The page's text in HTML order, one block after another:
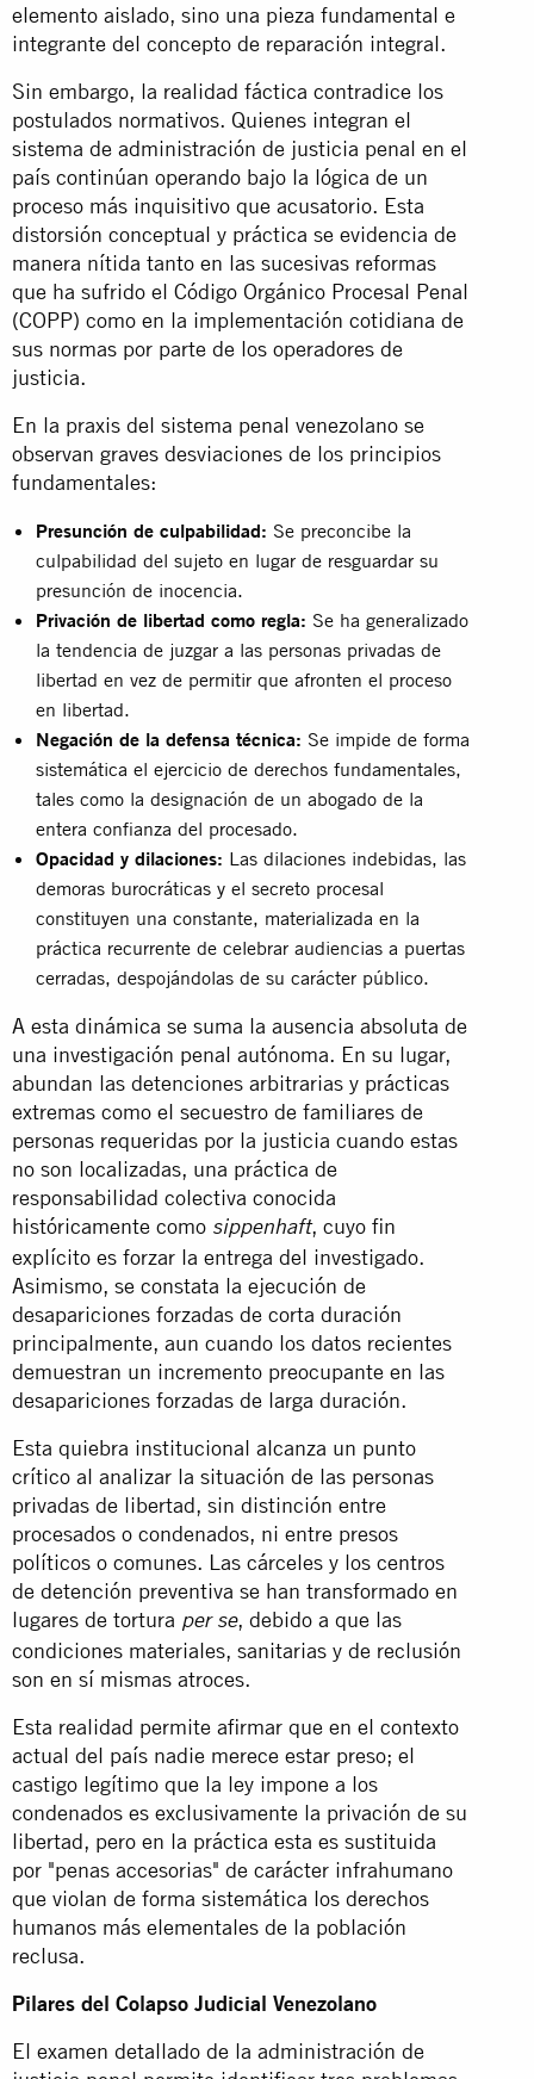
elemento aislado, sino una pieza fundamental e
integrante del concepto de reparación integral.
Sin embargo, la realidad fáctica contradice los
postulados normativos. Quienes integran el
sistema de administración de justicia penal en el
país continúan operando bajo la lógica de un
proceso más inquisitivo que acusatorio. Esta
distorsión conceptual y práctica se evidencia de
manera nítida tanto en las sucesivas reformas
que ha sufrido el Código Orgánico Procesal Penal
(COPP) como en la implementación cotidiana de
sus normas por parte de los operadores de
justicia.
En la praxis del sistema penal venezolano se
observan graves desviaciones de los principios
fundamentales:
Presunción de culpabilidad: Se preconcibe la
culpabilidad del sujeto en lugar de resguardar su
presunción de inocencia.
Privación de libertad como regla: Se ha generalizado
la tendencia de juzgar a las personas privadas de
libertad en vez de permitir que afronten el proceso
en libertad.
Negación de la defensa técnica: Se impide de forma
sistemática el ejercicio de derechos fundamentales,
tales como la designación de un abogado de la
entera confianza del procesado.
Opacidad y dilaciones: Las dilaciones indebidas, las
demoras burocráticas y el secreto procesal
constituyen una constante, materializada en la
práctica recurrente de celebrar audiencias a puertas
cerradas, despojándolas de su carácter público.
A esta dinámica se suma la ausencia absoluta de
una investigación penal autónoma. En su lugar,
abundan las detenciones arbitrarias y prácticas
extremas como el secuestro de familiares de
personas requeridas por la justicia cuando estas
no son localizadas, una práctica de
responsabilidad colectiva conocida
históricamente como sippenhaft, cuyo fin
explícito es forzar la entrega del investigado.
Asimismo, se constata la ejecución de
desapariciones forzadas de corta duración
principalmente, aun cuando los datos recientes
demuestran un incremento preocupante en las
desapariciones forzadas de larga duración.
Esta quiebra institucional alcanza un punto
crítico al analizar la situación de las personas
privadas de libertad, sin distinción entre
procesados o condenados, ni entre presos
políticos o comunes. Las cárceles y los centros
de detención preventiva se han transformado en
lugares de tortura per se, debido a que las
condiciones materiales, sanitarias y de reclusión
son en sí mismas atroces.
Esta realidad permite afirmar que en el contexto
actual del país nadie merece estar preso; el
castigo legítimo que la ley impone a los
condenados es exclusivamente la privación de su
libertad, pero en la práctica esta es sustituida
por "penas accesorias" de carácter infrahumano
que violan de forma sistemática los derechos
humanos más elementales de la población
reclusa.
Pilares del Colapso Judicial Venezolano
El examen detallado de la administración de